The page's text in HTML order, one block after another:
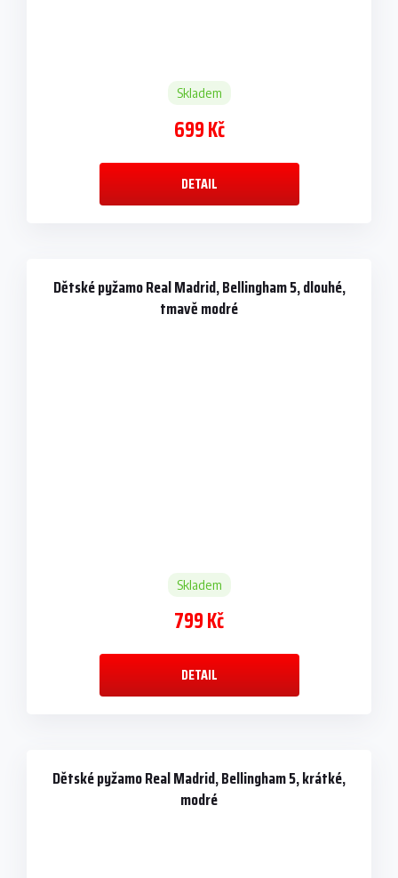
Skladem
699 Kč
DETAIL
Dětské pyžamo Real Madrid, Bellingham 5, dlouhé,
tmavě modré
Skladem
799 Kč
DETAIL
Dětské pyžamo Real Madrid, Bellingham 5, krátké,
modré